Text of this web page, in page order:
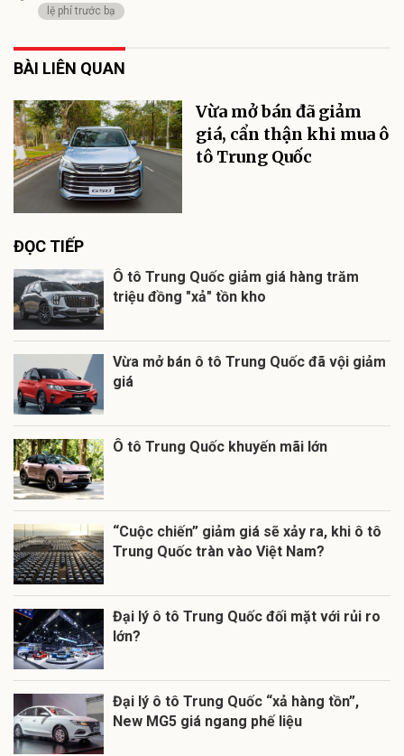
lệ phí trước bạ
BÀI LIÊN QUAN
Vừa mở bán đã giảm
giá, cẩn thận khi mua ô
tô Trung Quốc
ĐỌC TIẾP
Ô tô Trung Quốc giảm giá hàng trăm
triệu đồng "xả" tồn kho
Vừa mở bán ô tô Trung Quốc đã vội giảm
giá
Ô tô Trung Quốc khuyến mãi lớn
“Cuộc chiến” giảm giá sẽ xảy ra, khi ô tô
Trung Quốc tràn vào Việt Nam?
Đại lý ô tô Trung Quốc đối mặt với rủi ro
lớn?
Đại lý ô tô Trung Quốc “xả hàng tồn”,
New MG5 giá ngang phế liệu